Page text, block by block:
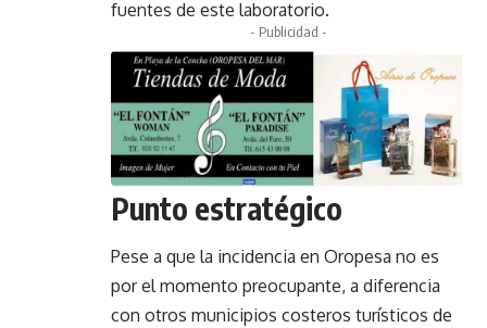
fuentes de este laboratorio.
- Publicidad -
Punto estratégico
Pese a que la incidencia en Oropesa no es
por el momento preocupante, a diferencia
con otros municipios costeros turísticos de